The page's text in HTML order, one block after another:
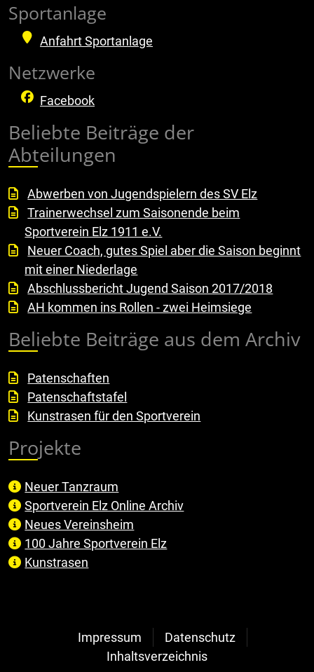
Sportanlage
Anfahrt Sportanlage
Netzwerke
Facebook
Beliebte Beiträge der
Abteilungen
Abwerben von Jugendspielern des SV Elz
Trainerwechsel zum Saisonende beim
Sportverein Elz 1911 e.V.
Neuer Coach, gutes Spiel aber die Saison beginnt
mit einer Niederlage
Abschlussbericht Jugend Saison 2017/2018
AH kommen ins Rollen - zwei Heimsiege
Beliebte Beiträge aus dem Archiv
Patenschaften
Patenschaftstafel
Kunstrasen für den Sportverein
Projekte
Neuer Tanzraum
Sportverein Elz Online Archiv
Neues Vereinsheim
100 Jahre Sportverein Elz
Kunstrasen
Impressum
Datenschutz
Inhaltsverzeichnis